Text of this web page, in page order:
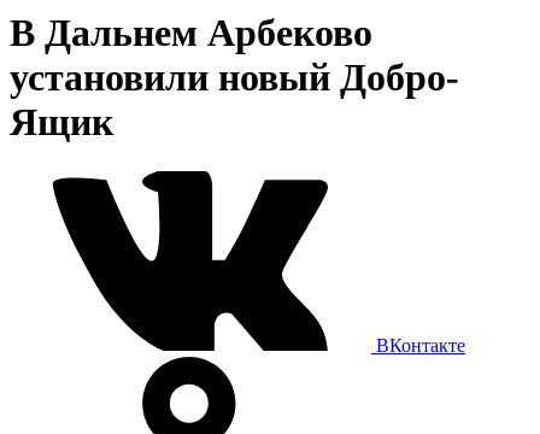
В Дальнем Арбеково
установили новый Добро-
Ящик
ВКонтакте